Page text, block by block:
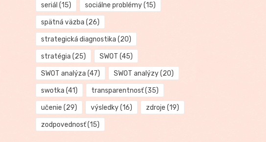
seriál (15) sociálne problémy(15)
spätná väzba (26)
strategická diagnostika (20)
stratégia (25) SWOT (45)
SWOT analýza (47) SWOT analýzy(20)
swotka (41) transparentnosť(35)
učenie (29) výsledky(16) zdroje (19)
zodpovednosť(15)